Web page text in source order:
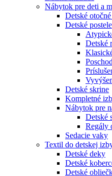
Nábytok pre deti a
Detské
Detské postele
Detské
Detské skrine
Kompletné
Nábytok pre
Detské
Regály
Sedacie vaky
Textil do detskej
Detské deky
Detské
Detské